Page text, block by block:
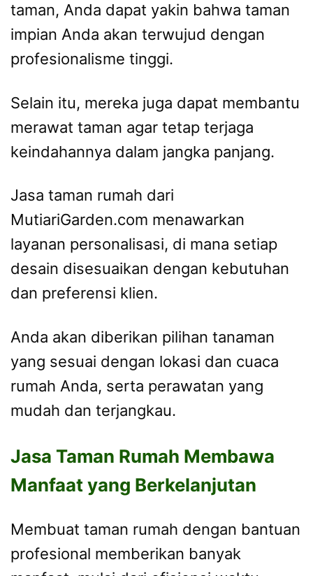
taman, Anda dapat yakin bahwa taman
impian Anda akan terwujud dengan
profesionalisme tinggi.
Selain itu, mereka juga dapat membantu
merawat taman agar tetap terjaga
keindahannya dalam jangka panjang.
Jasa taman rumah dari
MutiariGarden.com menawarkan
layanan personalisasi, di mana setiap
desain disesuaikan dengan kebutuhan
dan preferensi klien.
Anda akan diberikan pilihan tanaman
yang sesuai dengan lokasi dan cuaca
rumah Anda, serta perawatan yang
mudah dan terjangkau.
Jasa Taman Rumah Membawa
Manfaat yang Berkelanjutan
Membuat taman rumah dengan bantuan
profesional memberikan banyak